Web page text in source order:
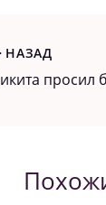
НАЗАД